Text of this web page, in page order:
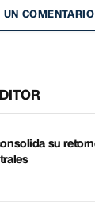
COMENTARIO
su